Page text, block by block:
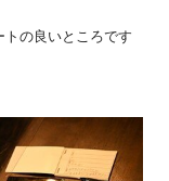
の良いところです